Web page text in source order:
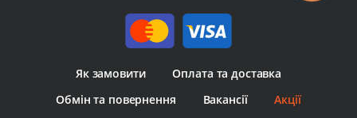
Як замовити
Оплата та доставка
Обмін та повернення
Вакансії Акції